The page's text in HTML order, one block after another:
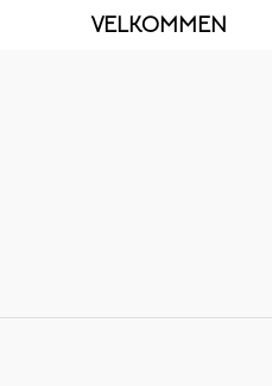
VELKOMMEN